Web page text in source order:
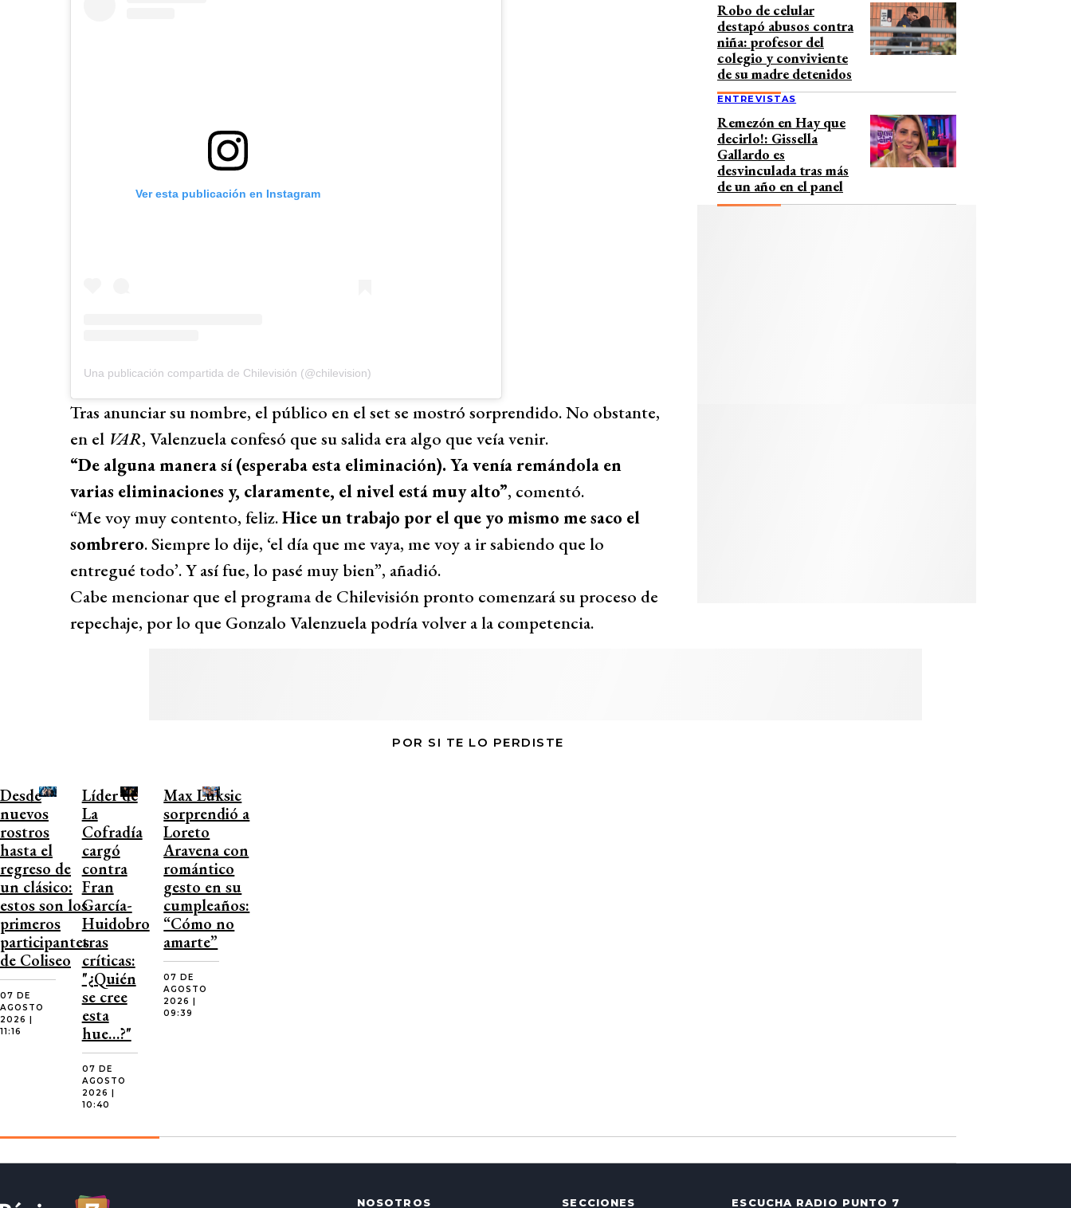
Ver esta publicación en Instagram
Una publicación compartida de Chilevisión (@chilevision)
Tras anunciar su nombre, el público en el set se mostró sorprendido. No obstante,
en el VAR, Valenzuela confesó que su salida era algo que veía venir.
“De alguna manera sí (esperaba esta eliminación). Ya venía remándola en
varias eliminaciones y, claramente, el nivel está muy alto”, comentó.
“Me voy muy contento, feliz.Hice un trabajo por el que yo mismo me saco el
sombrero. Siempre lo dije, ‘el día que me vaya, me voy a ir sabiendo que lo
entregué todo’. Y así fue, lo pasé muy bien”, añadió.
Cabe mencionar que el programa de Chilevisión pronto comenzará su proceso de
repechaje, por lo que Gonzalo Valenzuela podría volver a la competencia.
Robo de celular
destapó abusos contra
niña: profesor del
colegio y conviviente
de su madre detenidos
ENTREVISTAS
Remezón en Hay que
decirlo!: Gissella
Gallardo es
desvinculada tras más
de un año en el panel
POR SI TE LO PERDISTE
Desde
nuevos
rostros
hasta el
regreso de
un clásico:
estos son los
primeros
participantes
de Coliseo
07 DE
AGOSTO
2026 |
11:16
Líder de
La
Cofradía
cargó
contra
Fran
García-
Huidobro
tras
críticas:
"¿Quién
se cree
esta
hue…?"
07 DE
AGOSTO
2026 |
10:40
Max Luksic
sorprendió a
Loreto
Aravena con
romántico
gesto en su
cumpleaños:
“Cómo no
amarte”
07 DE
AGOSTO
2026 |
09:39
NOSOTROS SECCIONES ESCUCHA RADIO PUNTO 7